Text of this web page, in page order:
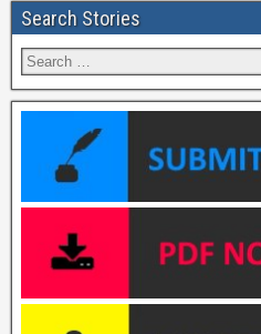
Search Stories